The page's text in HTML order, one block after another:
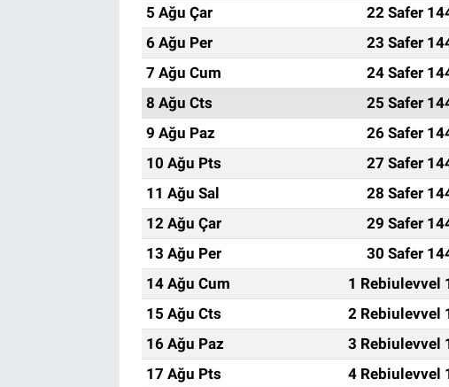
5 Ağu Çar
22 Safer
6 Ağu Per
23 Safer
7 Ağu Cum
24 Safer
8 Ağu Cts
25 Safer
9 Ağu Paz
26 Safer
10 Ağu Pts
27 Safer
11 Ağu Sal
28 Safer
12 Ağu Çar
29 Safer
13 Ağu Per
30 Safer
14 Ağu Cum
1 Rebiulevvel
15 Ağu Cts
2 Rebiulevvel
16 Ağu Paz
3 Rebiulevvel
17 Ağu Pts
4 Rebiulevvel